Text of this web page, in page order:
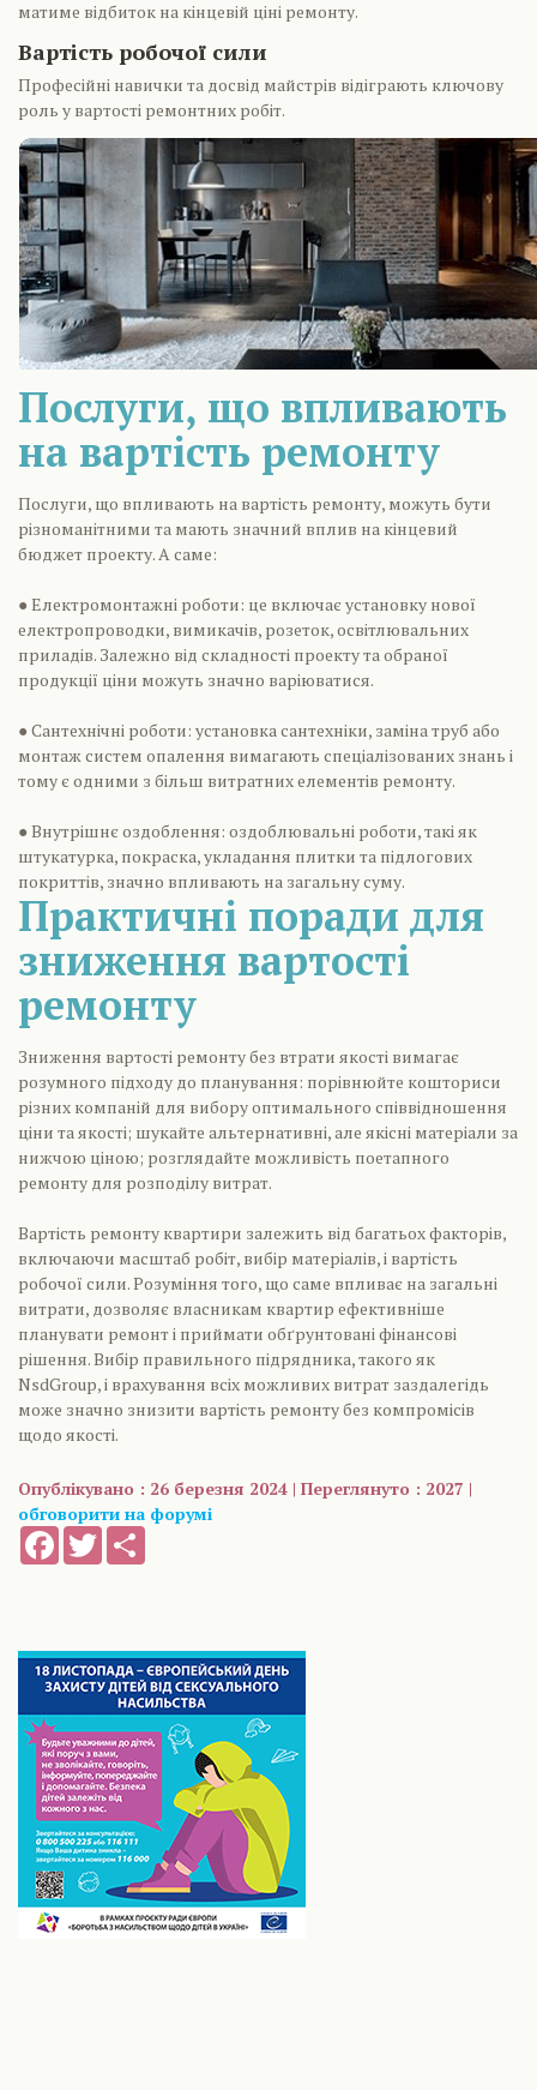
матиме відбиток на кінцевій ціні ремонту.
Вартість робочої сили
Професійні навички та досвід майстрів відіграють ключову
роль у вартості ремонтних робіт.
Послуги, що впливають
на вартість ремонту
Послуги, що впливають на вартість ремонту, можуть бути
різноманітними та мають значний вплив на кінцевий
бюджет проекту. А саме:
● Електромонтажні роботи: це включає установку нової
електропроводки, вимикачів, розеток, освітлювальних
приладів. Залежно від складності проекту та обраної
продукції ціни можуть значно варіюватися.
● Сантехнічні роботи: установка сантехніки, заміна труб або
монтаж систем опалення вимагають спеціалізованих знань і
тому є одними з більш витратних елементів ремонту.
● Внутрішнє оздоблення: оздоблювальні роботи, такі як
штукатурка, покраска, укладання плитки та підлогових
покриттів, значно впливають на загальну суму.
Практичні поради для
зниження вартості
ремонту
Зниження вартості ремонту без втрати якості вимагає
розумного підходу до планування: порівнюйте кошториси
різних компаній для вибору оптимального співвідношення
ціни та якості; шукайте альтернативні, але якісні матеріали за
нижчою ціною; розглядайте можливість поетапного
ремонту для розподілу витрат.
Вартість ремонту квартири залежить від багатьох факторів,
включаючи масштаб робіт, вибір матеріалів, і вартість
робочої сили. Розуміння того, що саме впливає на загальні
витрати, дозволяє власникам квартир ефективніше
планувати ремонт і приймати обґрунтовані фінансові
рішення. Вибір правильного підрядника, такого як
NsdGroup, і врахування всіх можливих витрат заздалегідь
може значно знизити вартість ремонту без компромісів
щодо якості.
Опублікувано : 26 березня 2024 | Переглянуто : 2027 |
обговорити на форумі
FacebookTwitter